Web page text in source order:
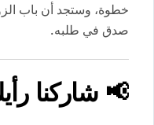
خطوة، وستجد أن باب
صدق في طلبه.
📢 شاركنا